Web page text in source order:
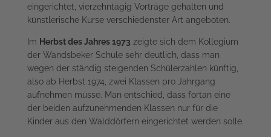
eingerichtet, vierzehntägig Vorträge gehalten und
künstlerische Kurse verschiedenster Art angeboten.
Im Herbst des Jahres 1973 zeigte sich dem Kollegium
der Wandsbeker Schule sehr deutlich, dass man
wegen der ständig steigenden Schülerzahlen künftig,
also ab Herbst 1974, zwei Klassen pro Jahrgang
aufnehmen müsse. Man entschied, dass fortan eine
der beiden aufzunehmenden Klassen nur für die
Kinder aus den Walddörfern eingerichtet werden solle.